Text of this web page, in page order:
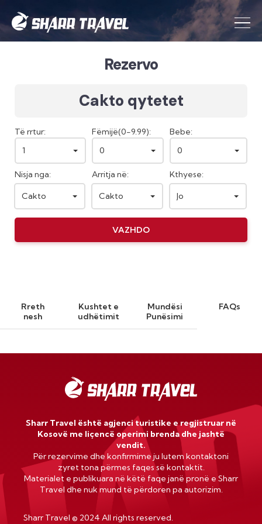
Rezervo
Cakto qytetet
Të rrtur: Fëmijë(0-9.99):
Bebe:
1
0 0
Nisja nga: Arritja në: Kthyese:
Cakto Cakto Jo
VAZHDO
Rreth
nesh
Kushtet e
udhëtimit
Mundësi
Punësimi
FAQs
Sharr Travel është agjenci turistike e regjistruar në
Kosovë me liçencë operimi brenda dhe jashtë
vendit.
Për rezervime dhe konfirmime ju lutem kontaktoni
zyret tona përmes faqes së kontaktit.
Materialet e publikuara në këtë faqe janë pronë e Sharr
Travel dhe nuk mund të përdoren pa autorizim.
Sharr Travel © 2024 All rights reserved.